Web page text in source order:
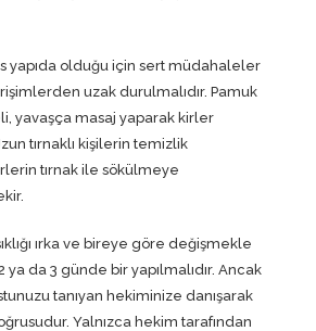
yapıda olduğu için sert müdahaleler
uzak durulmalıdır. Pamuk
yavaşça masaj yaparak kirler
tırnaklı kişilerin temizlik
tırnak ile sökülmeye
ırka ve bireye göre değişmekle
da 3 günde bir yapılmalıdır. Ancak
tanıyan hekiminize danışarak
Yalnızca hekim tarafından